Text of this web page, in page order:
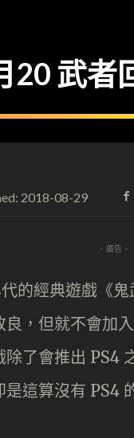
20 武者
2018-08-29
- 廣告 -
的經典遊戲《
，但就不會加
除了會推出 PS4
這算沒有 PS4